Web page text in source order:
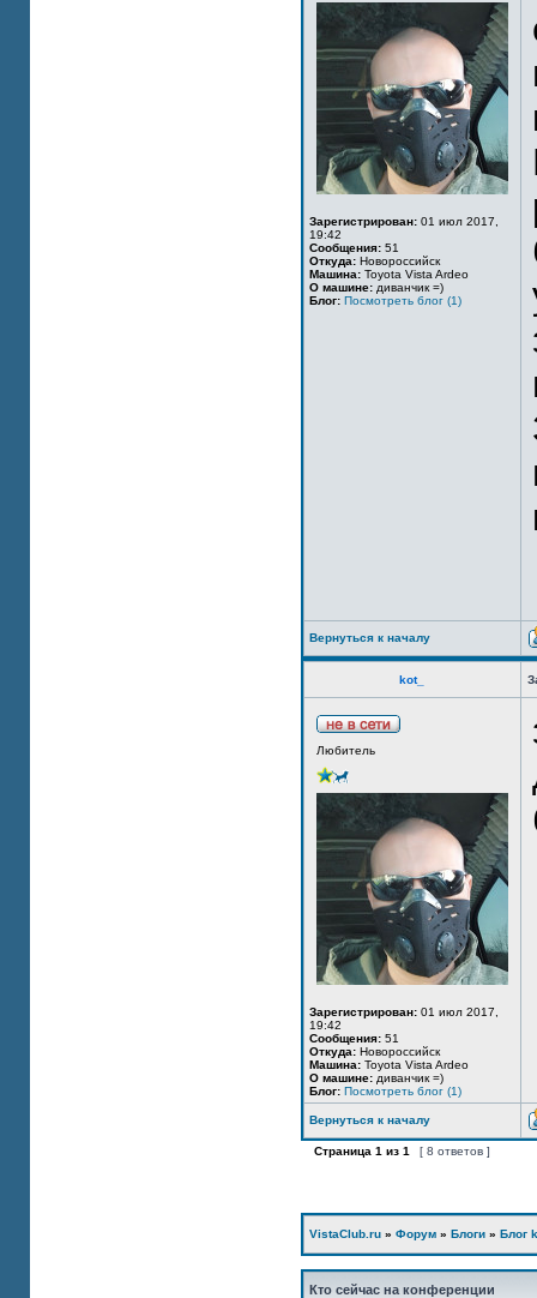
Зарегистрирован: 01 июл 2017,
19:42
Сообщения: 51
Откуда: Новороссийск
Машина: Toyota Vista Ardeo
О машине: диванчик =)
Блог: Посмотреть блог (1)
Вернуться к началу
kot_
Любитель
Зарегистрирован: 01 июл 2017,
19:42
Сообщения: 51
Откуда: Новороссийск
Машина: Toyota Vista Ardeo
О машине: диванчик =)
Блог: Посмотреть блог (1)
Вернуться к началу
Страница 1 из 1 [ 8 ответов ]
VistaClub.ru » Форум » Блоги » Блог
Кто сейчас на конференции